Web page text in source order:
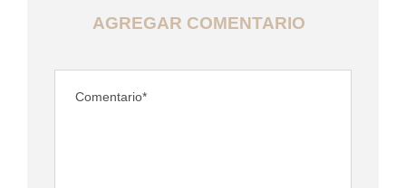
AGREGAR COMENTARIO